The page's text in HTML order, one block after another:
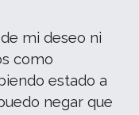
mi deseo ni
como
estado a
negar que